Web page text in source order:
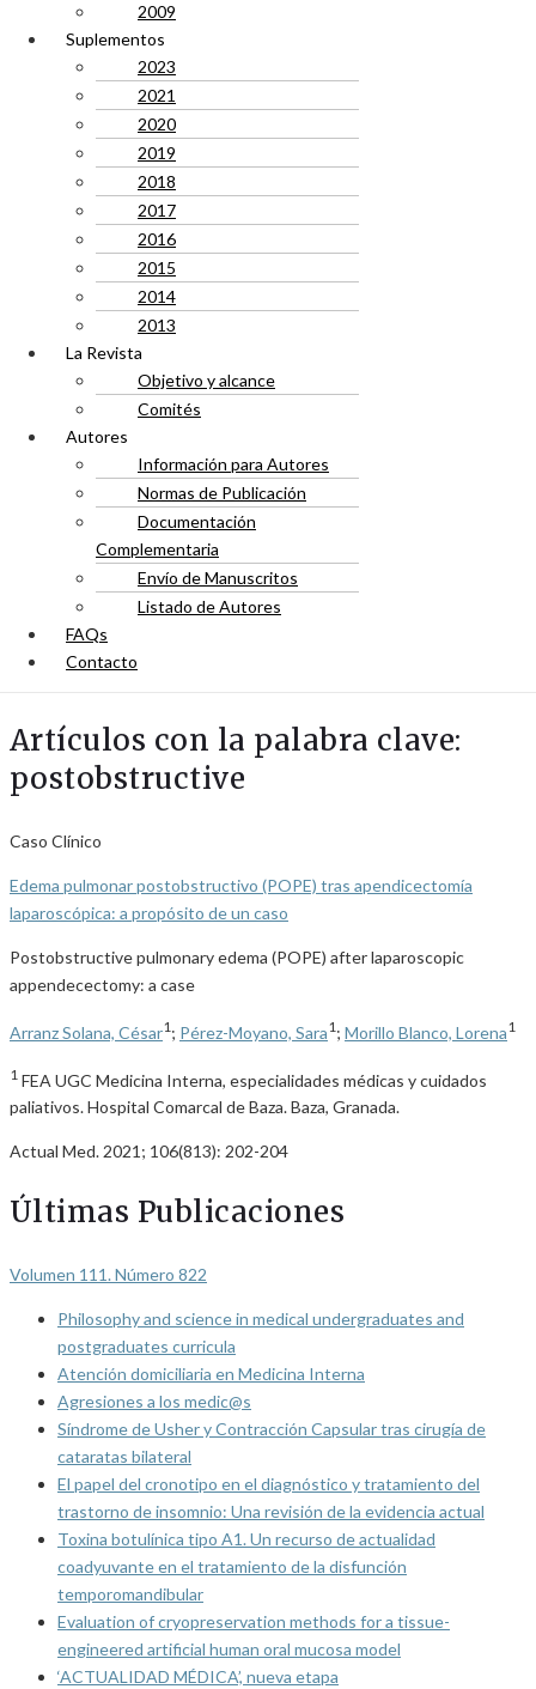
2009
Suplementos
2023
2021
2020
2019
2018
2017
2016
2015
2014
2013
La Revista
Objetivo y alcance
Comités
Autores
Información para Autores
Normas de Publicación
Documentación
Complementaria
Envío de Manuscritos
Listado de Autores
FAQs
Contacto
Artículos con la palabra clave:
postobstructive
Caso Clínico
Edema pulmonar postobstructivo (POPE) tras apendicectomía
laparoscópica: a propósito de un caso
Postobstructive pulmonary edema (POPE) after laparoscopic
appendecectomy: a case
Arranz Solana, César1 ; Pérez-Moyano, Sara1 ; Morillo Blanco, Lorena1
1 FEA UGC Medicina Interna, especialidades médicas y cuidados
paliativos. Hospital Comarcal de Baza. Baza, Granada.
Actual Med. 2021; 106(813): 202-204
Últimas Publicaciones
Volumen 111. Número 822
Philosophy and science in medical undergraduates and
postgraduates curricula
Atención domiciliaria en Medicina Interna
Agresiones a los medic@s
Síndrome de Usher y Contracción Capsular tras cirugía de
cataratas bilateral
El papel del cronotipo en el diagnóstico y tratamiento del
trastorno de insomnio: Una revisión de la evidencia actual
Toxina botulínica tipo A1. Un recurso de actualidad
coadyuvante en el tratamiento de la disfunción
temporomandibular
Evaluation of cryopreservation methods for a tissue-
engineered artificial human oral mucosa model
‘ACTUALIDAD MÉDICA’, nueva etapa